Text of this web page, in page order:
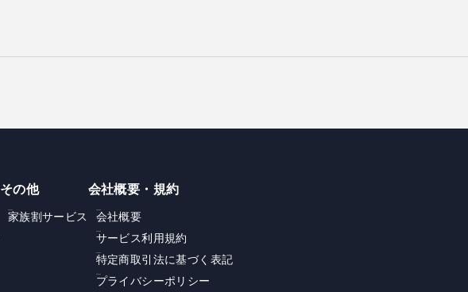
その他
家族割サービス
会社概要・規約
会社概要
サービス利用規約
特定商取引法に基づく表記
プライバシーポリシー